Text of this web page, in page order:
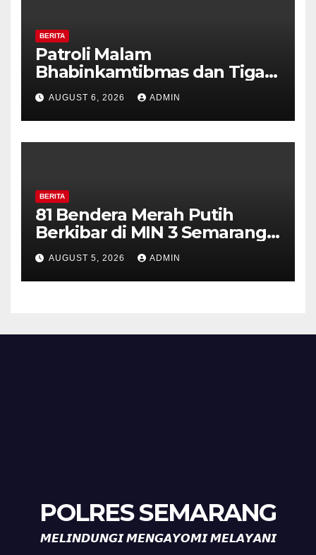
BERITA
Patroli Malam
Bhabinkamtibmas dan Tiga
Pilar Kelurahan Ungaran
Perkuat Kamtibmas, Warga
Diajak Aktifkan Ronda
AUGUST 6, 2026 ADMIN
BERITA
81 Bendera Merah Putih
Berkibar di MIN 3 Semarang,
Bhabinkamtibmas Desa
Timpik Hadiri Peringatan
HUT ke-81 Kemerdekaan RI
AUGUST 5, 2026 ADMIN
POLRES SEMARANG
𝙈𝙀𝙇𝙄𝙉𝘿𝙐𝙉𝙂𝙄 𝙈𝙀𝙉𝙂𝘼𝙔𝙊𝙈𝙄 𝙈𝙀𝙇𝘼𝙔𝘼𝙉𝙄